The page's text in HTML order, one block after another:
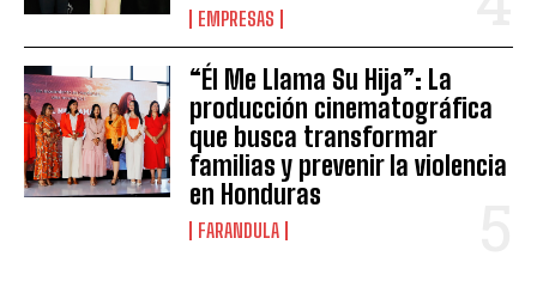
EMPRESAS
“Él Me Llama Su Hija”: La
producción cinematográfica
que busca transformar
familias y prevenir la violencia
en Honduras
FARANDULA